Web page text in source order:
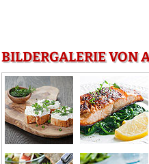
BILDERGALERIE VON